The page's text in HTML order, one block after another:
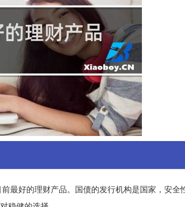
最好的理财产品。国债的发行机构是国家，安